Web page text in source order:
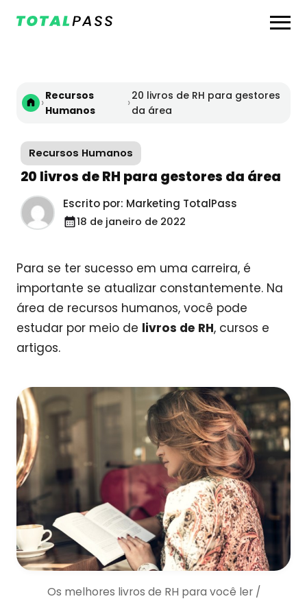
›Recursos
Humanos
›20 livros de RH para gestores
da área
Recursos Humanos
20 livros de RH para gestores da área
Escrito por: Marketing TotalPass
18 de janeiro de 2022
Para se ter sucesso em uma carreira, é
importante se atualizar constantemente. Na
área de recursos humanos, você pode
estudar por meio de livros de RH, cursos e
artigos.
Os melhores livros de RH para você ler /